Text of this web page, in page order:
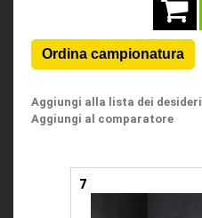
Aggiungi alla lista dei desideri
Aggiungi al comparatore
7